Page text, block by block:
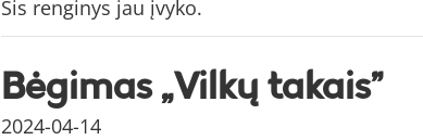
Šis renginys jau įvyko.
Bėgimas „Vilkų takais”
2024-04-14